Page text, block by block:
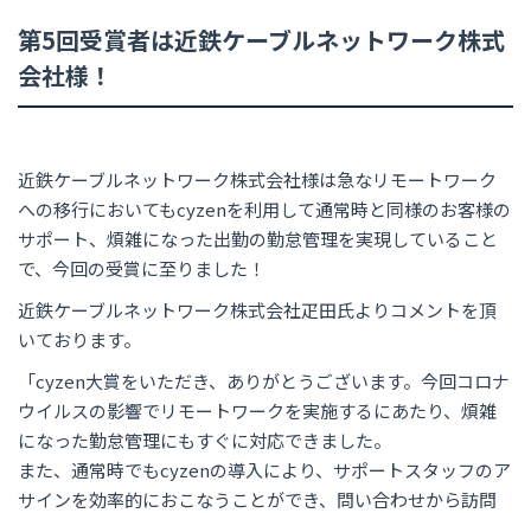
第5回受賞者は近鉄ケーブルネットワーク株式
会社様！
近鉄ケーブルネットワーク株式会社様は急なリモートワーク
への移行においてもcyzenを利用して通常時と同様のお客様の
サポート、煩雑になった出勤の勤怠管理を実現していること
で、今回の受賞に至りました！
近鉄ケーブルネットワーク株式会社疋田氏よりコメントを頂
いております。
「cyzen大賞をいただき、ありがとうございます。今回コロナ
ウイルスの影響でリモートワークを実施するにあたり、煩雑
になった勤怠管理にもすぐに対応できました。
また、通常時でもcyzenの導入により、サポートスタッフのア
サインを効率的におこなうことができ、問い合わせから訪問